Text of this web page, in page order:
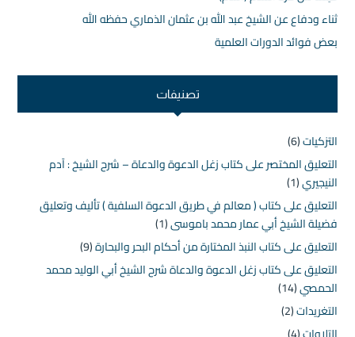
ثناء ودفاع عن الشيخ عبد الله بن عثمان الذماري حفظه الله
بعض فوائد الدورات العلمية
تصنيفات
التزكيات(6)
التعليق المختصر على كتاب زغل الدعوة والدعاة – شرح الشيخ : آدم
النيجيري(1)
التعليق على كتاب ( معالم في طريق الدعوة السلفية ) تأليف وتعليق
فضيلة الشيخ أبي عمار محمد باموسى(1)
التعليق على كتاب النبذ المختارة من أحكام البحر والبحارة(9)
التعليق على كتاب زغل الدعوة والدعاة شرح الشيخ أبي الوليد محمد
الحمصي(14)
التغريدات(2)